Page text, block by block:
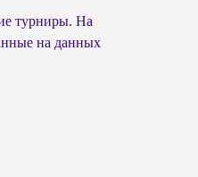
турниры. На
на данных